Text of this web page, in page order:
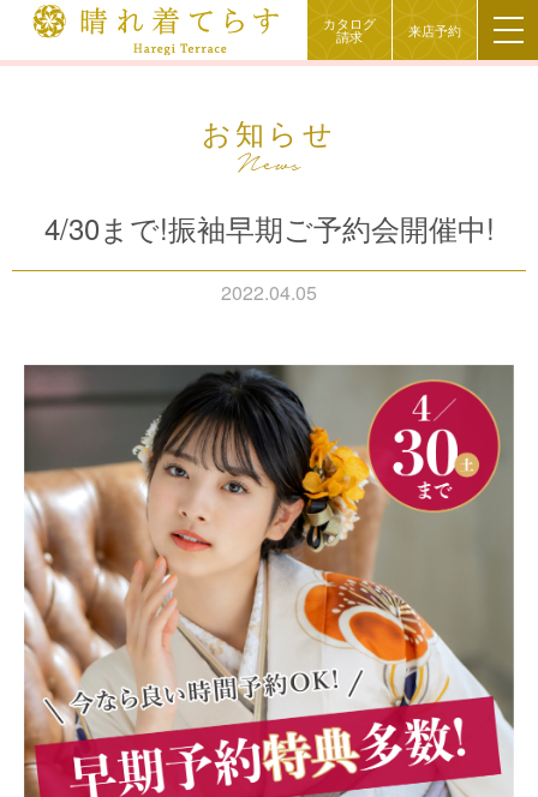
カタログ
請求 来店予約
お知らせ
4/30まで!振袖早期ご予約会開催中!
2022.04.05